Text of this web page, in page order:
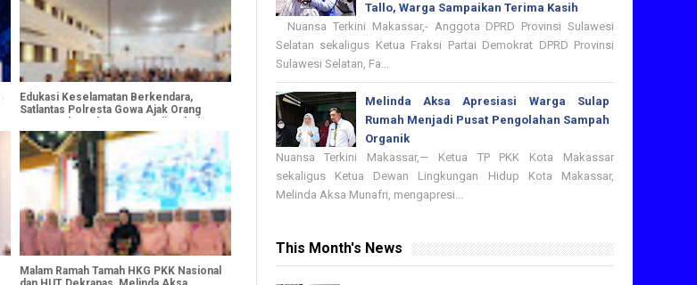
Edukasi Keselamatan Berkendara,
Satlantas Polresta Gowa Ajak Orang
Tua Cegah Anak Mengemudi Sebelum
Cukup Umur
Malam Ramah Tamah HKG PKK Nasional
Tallo, Warga Sampaikan Terima Kasih
Nuansa Terkini Makassar,- Anggota DPRD Provinsi Sulawesi
Selatan sekaligus Ketua Fraksi Partai Demokrat DPRD Provinsi
Sulawesi Selatan, Fa...
Melinda Aksa Apresiasi Warga Sulap
Rumah Menjadi Pusat Pengolahan Sampah
Organik
Nuansa Terkini Makassar,— Ketua TP PKK Kota Makassar
sekaligus Ketua Dewan Lingkungan Hidup Kota Makassar,
Melinda Aksa Munafri, mengapresi...
This Month's News